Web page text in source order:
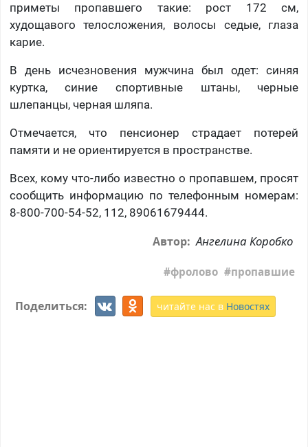
приметы пропавшего такие: рост 172 см,
худощавого телосложения, волосы седые, глаза
карие.
В день исчезновения мужчина был одет: синяя
куртка, синие спортивные штаны, черные
шлепанцы, черная шляпа.
Отмечается, что пенсионер страдает потерей
памяти и не ориентируется в пространстве.
Всех, кому что-либо известно о пропавшем, просят
сообщить информацию по телефонным номерам:
8-800-700-54-52, 112, 89061679444.
Автор: Ангелина Коробко
фролово пропавшие
Поделиться: читайте нас в Новостях